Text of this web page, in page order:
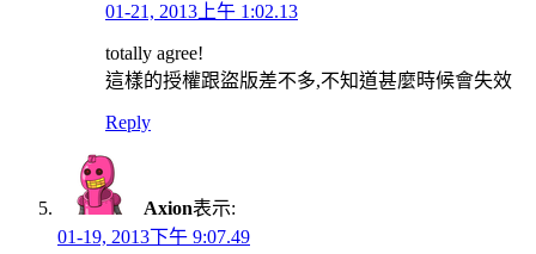
01-21, 2013上午 1:02.13
totally agree!
這樣的授權跟盜版差不多,不知道甚麼時候會失效
Reply
Axion表示:
01-19, 2013下午 9:07.49